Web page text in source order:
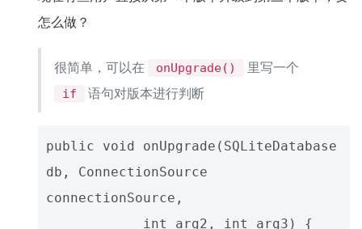
怎么做？
很简单，可以在 onUpgrade() 里写一个
if 语句对版本进行判断
public void onUpgrade(SQLiteDatabase
db, ConnectionSource
connectionSource,